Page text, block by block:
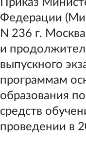
Приказ
Федерации
N 236 г.
и
выпускного
программам
образования
средств
проведении в